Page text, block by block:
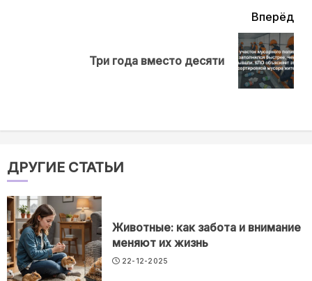
Вперёд
Три года вместо десяти
ДРУГИЕ СТАТЬИ
Животные: как забота и внимание
меняют их жизнь
22-12-2025